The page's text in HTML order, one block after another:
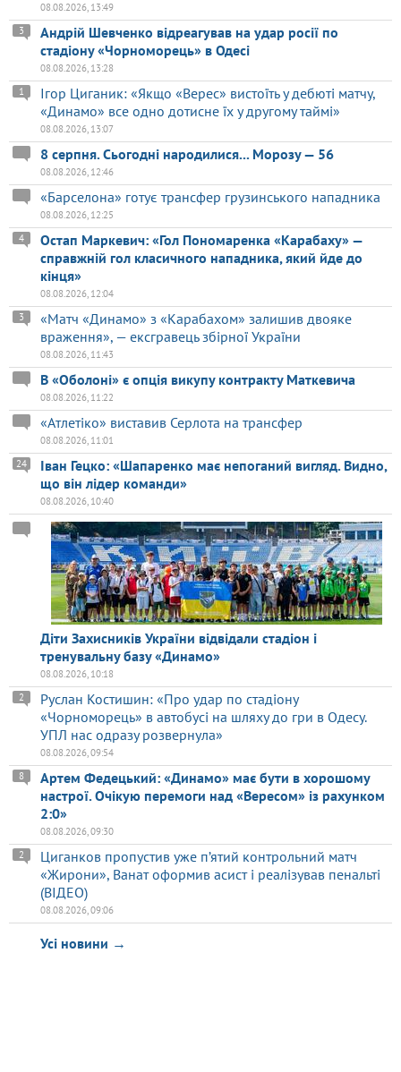
08.08.2026, 13:49
Андрій Шевченко відреагував на удар росії по
стадіону «Чорноморець» в Одесі
3
08.08.2026, 13:28
Ігор Циганик: «Якщо «Верес» вистоїть у дебюті матчу,
«Динамо» все одно дотисне їх у другому таймі»
1
08.08.2026, 13:07
8 серпня. Сьогодні народилися... Морозу — 56
08.08.2026, 12:46
«Барселона» готує трансфер грузинського нападника
08.08.2026, 12:25
Остап Маркевич: «Гол Пономаренка «Карабаху» —
справжній гол класичного нападника, який йде до
кінця»
4
08.08.2026, 12:04
«Матч «Динамо» з «Карабахом» залишив двояке
враження», — ексгравець збірної України
3
08.08.2026, 11:43
В «Оболоні» є опція викупу контракту Маткевича
08.08.2026, 11:22
«Атлетіко» виставив Серлота на трансфер
08.08.2026, 11:01
Іван Гецко: «Шапаренко має непоганий вигляд. Видно,
що він лідер команди»
24
08.08.2026, 10:40
Діти Захисників України відвідали стадіон і
тренувальну базу «Динамо»
08.08.2026, 10:18
Руслан Костишин: «Про удар по стадіону
«Чорноморець» в автобусі на шляху до гри в Одесу.
УПЛ нас одразу розвернула»
2
08.08.2026, 09:54
Артем Федецький: «Динамо» має бути в хорошому
настрої. Очікую перемоги над «Вересом» із рахунком
2:0»
8
08.08.2026, 09:30
Циганков пропустив уже п’ятий контрольний матч
«Жирони», Ванат оформив асист і реалізував пенальті
(ВІДЕО)
2
08.08.2026, 09:06
Усі новини →